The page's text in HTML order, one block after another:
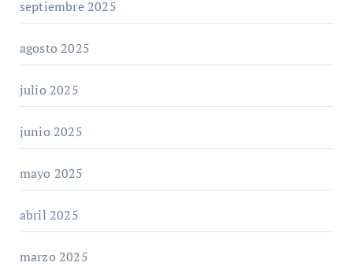
septiembre 2025
agosto 2025
julio 2025
junio 2025
mayo 2025
abril 2025
marzo 2025